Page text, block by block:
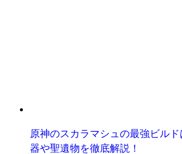
原神のスカラマシュの最強ビル
器や聖遺物を徹底解説！